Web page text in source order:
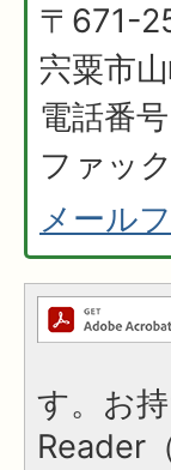
〒671-
宍粟市
電話番号
ファッ
メール
す。お
Reader